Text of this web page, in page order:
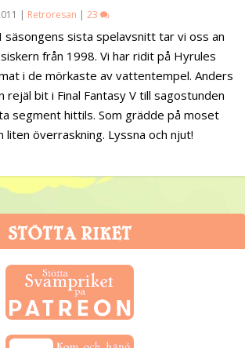
| Retroresan | 23
säsongens sista spelavsnitt tar vi oss an
från 1998. Vi har ridit på Hyrules
i de mörkaste av vattentempel. Anders
rejäl bit i Final Fantasy V till sagostunden
segment hittils. Som grädde på moset
liten överraskning. Lyssna och njut!
STÖTTA RIKET